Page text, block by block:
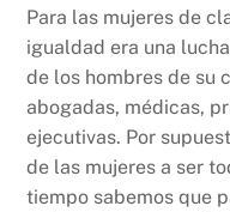
Para las mujeres de
igualdad era una
de los hombres de su
abogadas, médicas,
ejecutivas. Por
de las mujeres a ser
tiempo sabemos que